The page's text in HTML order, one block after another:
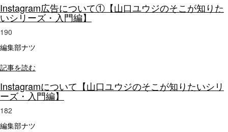
Instagram広告について①【山口ユウジのそこが知りた
いシリーズ・入門編】
190
編集部ナツ
記事を読む
Instagramについて【山口ユウジのそこが知りたいシリ
ーズ・入門編】
182
編集部ナツ